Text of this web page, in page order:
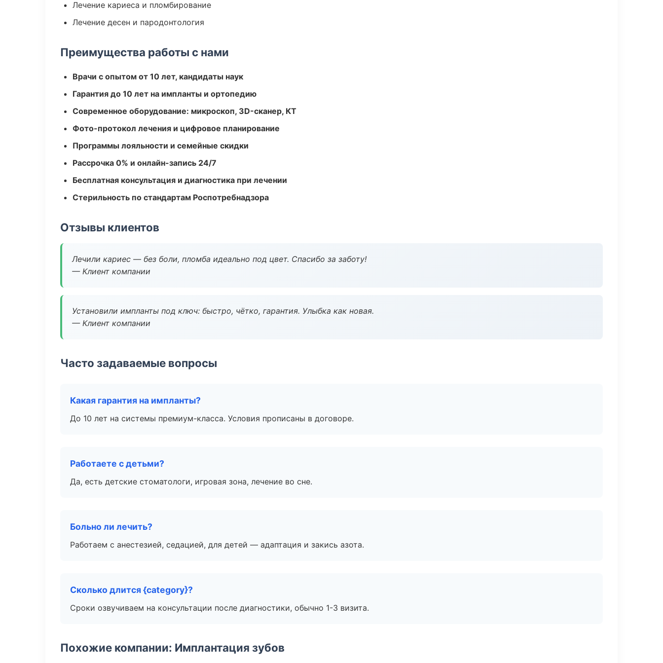
Лечение кариеса и пломбирование
Лечение десен и пародонтология
Преимущества работы с нами
Врачи с опытом от 10 лет, кандидаты наук
Гарантия до 10 лет на импланты и ортопедию
Современное оборудование: микроскоп, 3D-сканер, КТ
Фото-протокол лечения и цифровое планирование
Программы лояльности и семейные скидки
Рассрочка 0% и онлайн-запись 24/7
Бесплатная консультация и диагностика при лечении
Стерильность по стандартам Роспотребнадзора
Отзывы клиентов
Лечили кариес — без боли, пломба идеально под цвет. Спасибо за заботу!
— Клиент компании
Установили импланты под ключ: быстро, чётко, гарантия. Улыбка как новая.
— Клиент компании
Часто задаваемые вопросы
Какая гарантия на импланты?
До 10 лет на системы премиум-класса. Условия прописаны в договоре.
Работаете с детьми?
Да, есть детские стоматологи, игровая зона, лечение во сне.
Больно ли лечить?
Работаем с анестезией, седацией, для детей — адаптация и закись азота.
Сколько длится {category}?
Сроки озвучиваем на консультации после диагностики, обычно 1-3 визита.
Похожие компании: Имплантация зубов